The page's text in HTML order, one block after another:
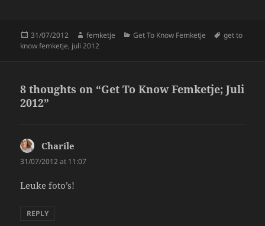
Posted
on
31/07/2012 Author
femketje Categories
Get To Know Femketje Tags
get to
know femketje, juli 2012
8 thoughts on “Get To Know Femketje; Juli
2012”
Charile
31/07/2012 at 11:07
Leuke foto’s!
REPLY